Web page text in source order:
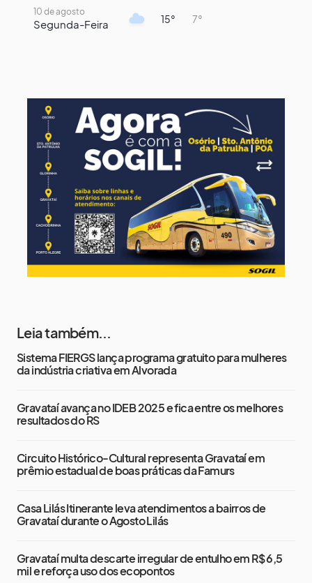
10 de agosto
Segunda-Feira 15° 7°
Quarta-Feira 14° 12°
13 de agosto
Quinta-Feira 18° 13°
14 de agosto
Sexta-Feira 17° 13°
Leia também...
Sistema FIERGS lança programa gratuito para mulheres
da indústria criativa em Alvorada
Gravataí avança no IDEB 2025 e fica entre os melhores
resultados do RS
Circuito Histórico-Cultural representa Gravataí em
prêmio estadual de boas práticas da Famurs
Casa Lilás Itinerante leva atendimentos a bairros de
Gravataí durante o Agosto Lilás
Gravataí multa descarte irregular de entulho em R$ 6,5
mil e reforça uso dos ecopontos